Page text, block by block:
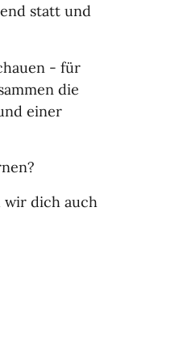
statt und
- für
die
einer
wir dich auch